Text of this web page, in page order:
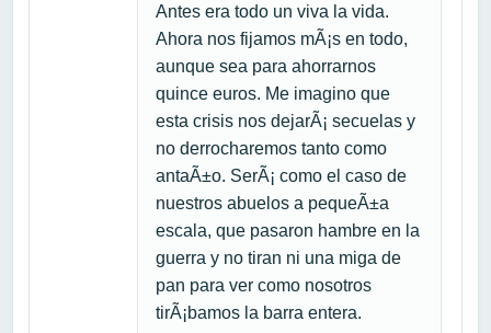
Antes era todo un viva la vida.
Ahora nos fijamos mÃ¡s en todo,
aunque sea para ahorrarnos
quince euros. Me imagino que
esta crisis nos dejarÃ¡ secuelas y
no derrocharemos tanto como
antaÃ±o. SerÃ¡ como el caso de
nuestros abuelos a pequeÃ±a
escala, que pasaron hambre en la
guerra y no tiran ni una miga de
pan para ver como nosotros
tirÃ¡bamos la barra entera.